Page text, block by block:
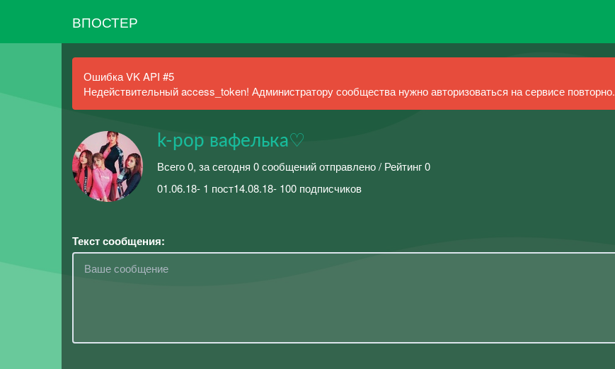
ВПОСТЕР
Ошибка VK API #5
Недействительный access_token! Администратору сообщества нужно авторизоваться на сервисе повторно.
k-pop вафелька♡
Всего 0, за сегодня 0 сообщений отправлено / Рейтинг 0
01.06.18- 1 пост14.08.18- 100 подписчиков
Текст сообщения: